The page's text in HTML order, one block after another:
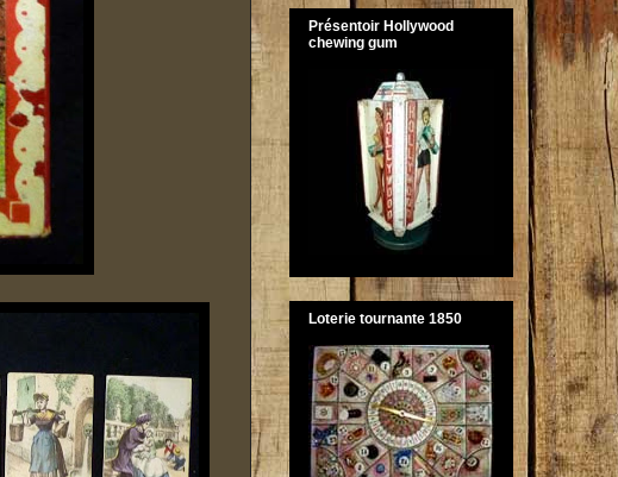
Présentoir Hollywood
chewing gum
Loterie tournante 1850